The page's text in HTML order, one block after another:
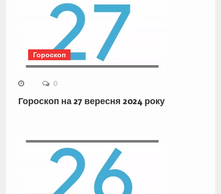
Гороскоп
0
Гороскоп на 27 вересня 2024 року